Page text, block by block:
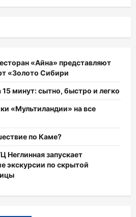
«Айна» представляют
«Золото Сибири
минут: сытно, быстро и легко
«Мультиландии» на все
по Каме?
Неглинная запускает
экскурсии по скрытой